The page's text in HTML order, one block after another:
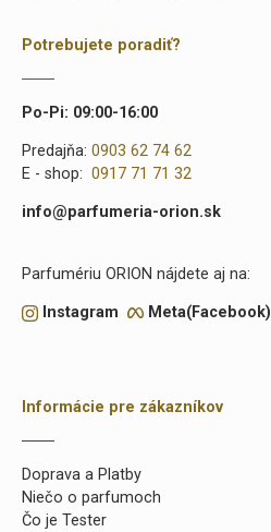
Potrebujete poradiť?
Po-Pi: 09:00-16:00
Predajňa: 0903 62 74 62
E - shop: 0917 71 71 32
info@parfumeria-orion.sk
Parfumériu ORION nájdete aj na:
Instagram Meta(Facebook)
Informácie pre zákazníkov
Doprava a Platby
Niečo o parfumoch
Čo je Tester